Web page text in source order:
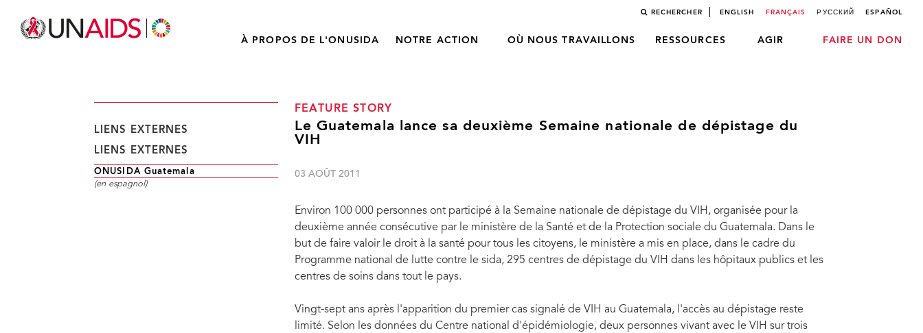
RECHERCHER ENGLISH FRANÇAIS РУССКИЙ ESPAÑOL
À PROPOS DE L'ONUSIDA NOTRE ACTION OÙ NOUS TRAVAILLONS RESSOURCES AGIR FAIRE UN DON
FEATURE STORY
Le Guatemala lance sa deuxième Semaine nationale de dépistage du
VIH
03 AOÛT 2011
Environ 100 000 personnes ont participé à la Semaine nationale de dépistage du VIH, organisée pour la
deuxième année consécutive par le ministère de la Santé et de la Protection sociale du Guatemala. Dans le
but de faire valoir le droit à la santé pour tous les citoyens, le ministère a mis en place, dans le cadre du
Programme national de lutte contre le sida, 295 centres de dépistage du VIH dans les hôpitaux publics et les
centres de soins dans tout le pays.
Vingt-sept ans après l'apparition du premier cas signalé de VIH au Guatemala, l'accès au dépistage reste
limité. Selon les données du Centre national d'épidémiologie, deux personnes vivant avec le VIH sur trois
LIENS EXTERNES
LIENS EXTERNES
ONUSIDA Guatemala
(en espagnol)